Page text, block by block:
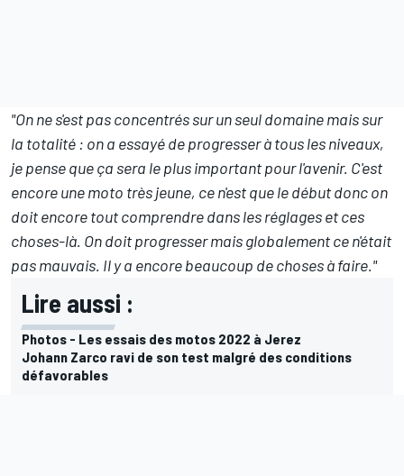
"On ne s'est pas concentrés sur un seul domaine mais sur
la totalité : on a essayé de progresser à tous les niveaux,
je pense que ça sera le plus important pour l'avenir. C'est
encore une moto très jeune, ce n'est que le début donc on
doit encore tout comprendre dans les réglages et ces
choses-là. On doit progresser mais globalement ce n'était
pas mauvais. Il y a encore beaucoup de choses à faire."
Lire aussi :
Photos - Les essais des motos 2022 à Jerez
Johann Zarco ravi de son test malgré des conditions
défavorables